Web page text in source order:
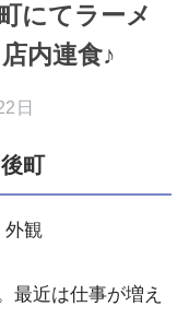
にてラーメ
内連食♪
日
町
最近は仕事が増え